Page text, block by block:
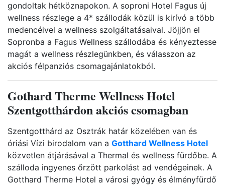
gondoltak hétköznapokon. A soproni Hotel Fagus új
wellness részlege a 4* szállodák közül is kirívó a több
medencéivel a wellness szolgáltatásaival. Jöjjön el
Sopronba a Fagus Wellness szállodába és kényeztesse
magát a wellness részlegünkben, és válasszon az
akciós félpanziós csomagajánlatokból.
Gothard Therme Wellness Hotel
Szentgotthárdon akciós csomagban
Szentgotthárd az Osztrák határ közelében van és
óriási Vízi birodalom van a Gotthard Wellness Hotel
közvetlen átjárásával a Thermal és wellness fürdőbe. A
szálloda ingyenes őrzött parkolást ad vendégeinek. A
Gotthard Therme Hotel a városi gyógy és élményfürdő